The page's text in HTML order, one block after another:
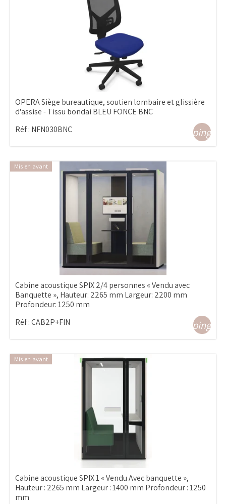
OPERA Siège bureautique, soutien lombaire et glissière
d'assise - Tissu bondai BLEU FONCE BNC
Réf : NFN030BNC
Mis en avant
Cabine acoustique SPIX 2/4 personnes « Vendu avec
Banquette », Hauteur: 2265 mm Largeur: 2200 mm
Profondeur: 1250 mm
Réf :CAB2P+FIN
Mis en avant
Cabine acoustique SPIX 1 « Vendu Avec banquette »,
Hauteur : 2265 mm Largeur : 1400 mm Profondeur : 1250
mm